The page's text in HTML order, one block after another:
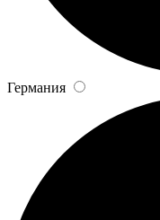
Германия